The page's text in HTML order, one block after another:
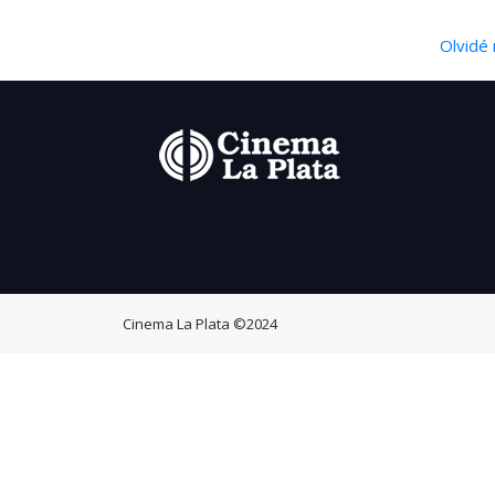
Olvidé
Cinema La Plata ©2024